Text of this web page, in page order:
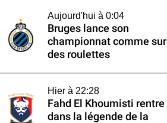
Aujourd'hui à 0:04
Bruges lance son
championnat comme sur
des roulettes
Hier à 22:28
Fahd El Khoumisti rentre
dans la légende de la